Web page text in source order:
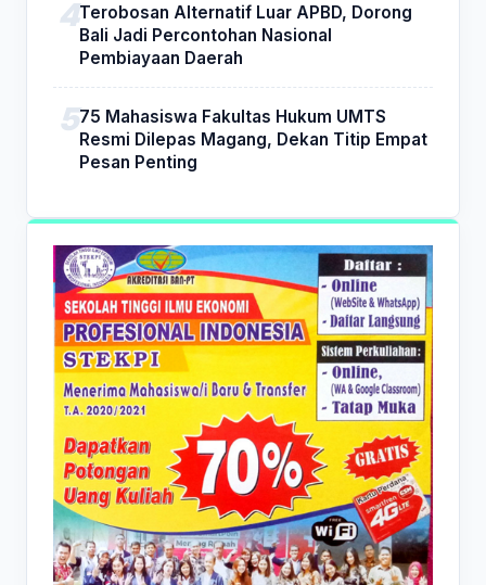
Terobosan Alternatif Luar APBD, Dorong
Bali Jadi Percontohan Nasional
Pembiayaan Daerah
75 Mahasiswa Fakultas Hukum UMTS
Resmi Dilepas Magang, Dekan Titip Empat
Pesan Penting